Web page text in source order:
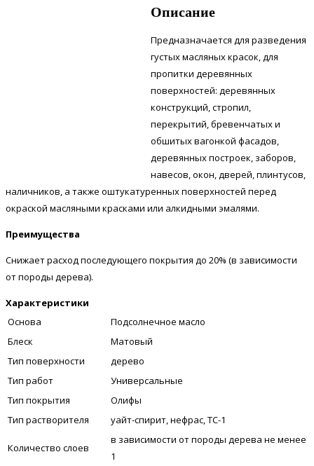
Описание
Предназначается для разведения
густых масляных красок, для
пропитки деревянных
поверхностей: деревянных
конструкций, стропил,
перекрытий, бревенчатых и
обшитых вагонкой фасадов,
деревянных построек, заборов,
навесов, окон, дверей, плинтусов,
наличников, а также оштукатуренных поверхностей перед
окраской масляными красками или алкидными эмалями.
Преимущества
Снижает расход последующего покрытия до 20% (в зависимости
от породы дерева).
Характеристики
Основа
Подсолнечное масло
Блеск
Матовый
Тип поверхности
дерево
Тип работ
Универсальные
Тип покрытия
Олифы
Тип растворителя
уайт-спирит, нефрас, ТС-1
Количество слоев
в зависимости от породы дерева не менее
1